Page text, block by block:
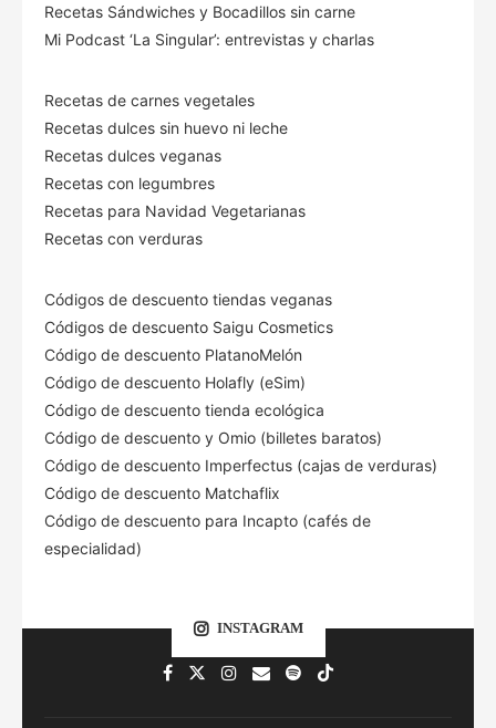
Recetas Sándwiches y Bocadillos sin carne
Mi Podcast ‘La Singular’: entrevistas y charlas
Recetas de carnes vegetales
Recetas dulces sin huevo ni leche
Recetas dulces veganas
Recetas con legumbres
Recetas para Navidad Vegetarianas
Recetas con verduras
Códigos de descuento tiendas veganas
Códigos de descuento Saigu Cosmetics
Código de descuento PlatanoMelón
Código de descuento Holafly (eSim)
Código de descuento tienda ecológica
Código de descuento y Omio (billetes baratos)
Código de descuento Imperfectus (cajas de verduras)
Código de descuento Matchaflix
Código de descuento para Incapto (cafés de
especialidad)
INSTAGRAM